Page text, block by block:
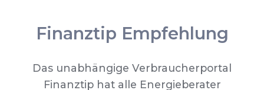
Finanztip Empfehlung
Das unabhängige Verbraucherportal
Finanztip hat alle Energieberater